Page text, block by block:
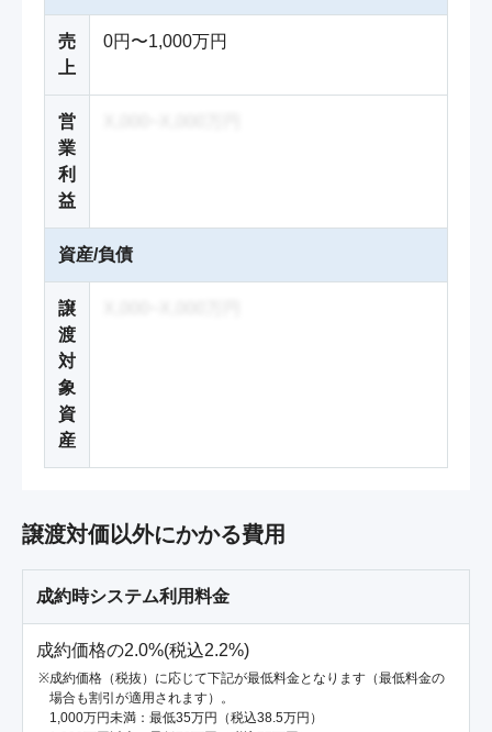
売
上
0円〜1,000万円
営
業
利
益
資産/負債
譲
渡
対
象
資
産
譲渡対価以外にかかる費用
成約時システム利用料金
成約価格の2.0%(税込2.2%)
成約価格（税抜）に応じて下記が最低料金となります（最低料金の
場合も割引が適用されます）。
1,000万円未満：最低35万円（税込38.5万円）